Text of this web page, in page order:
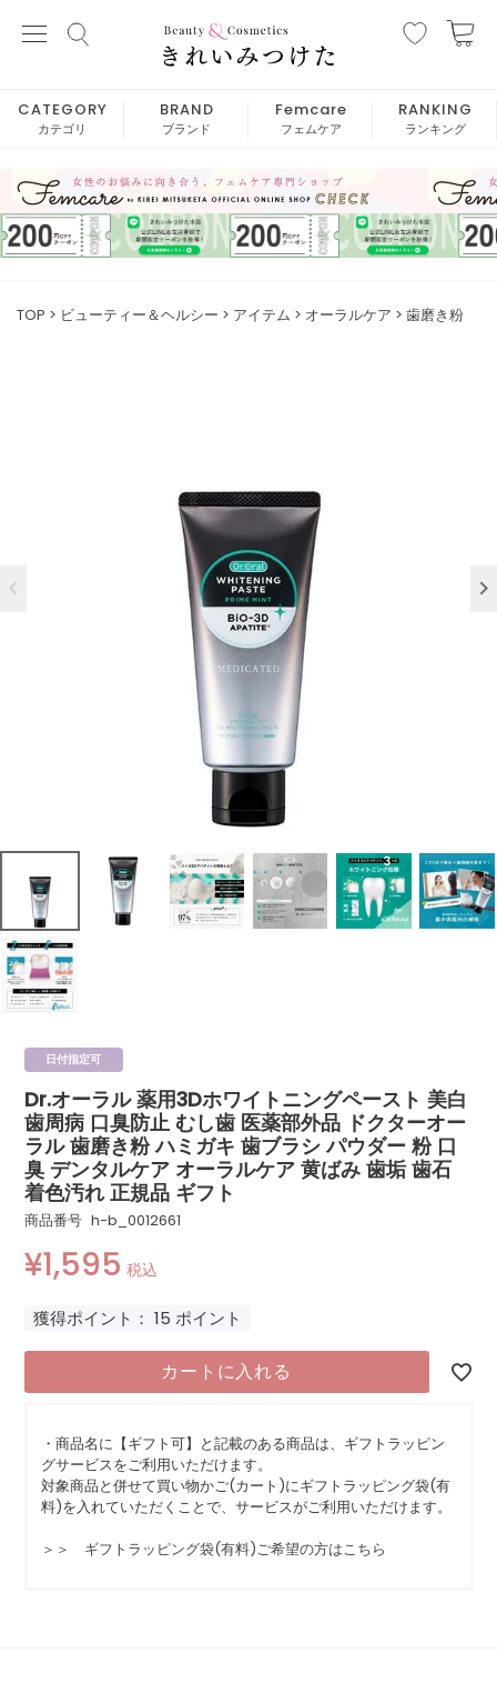
CATEGORY
カテゴリ
BRAND
ブランド
Femcare
フェムケア
RANKING
ランキング
TOP ビューティー＆ヘルシー アイテム オーラルケア 歯磨き粉
日付指定可
Dr.オーラル 薬用3Dホワイトニングペースト 美白
歯周病 口臭防止 むし歯 医薬部外品 ドクターオー
ラル 歯磨き粉 ハミガキ 歯ブラシ パウダー 粉 口
臭 デンタルケア オーラルケア 黄ばみ 歯垢 歯石
着色汚れ 正規品 ギフト
商品番号 h-b_0012661
¥1,595 税込
獲得ポイント： 15 ポイント
カートに入れる
・商品名に【ギフト可】と記載のある商品は、ギフトラッピン
グサービスをご利用いただけます。
対象商品と併せて買い物かご(カート)にギフトラッピング袋(有
料)を入れていただくことで、サービスがご利用いただけます。
＞＞ ギフトラッピング袋(有料)ご希望の方はこちら